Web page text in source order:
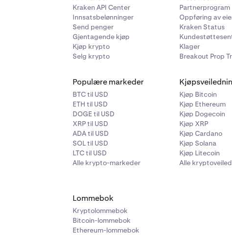
Kraken API Center
Innsatsbelønninger
Send penger
Gjentagende kjøp
Kjøp krypto
Selg krypto
Partnerprogram
Oppføring av
Kraken Status
Klager
Breakout Prop
Populære markeder
BTC til USD
ETH til USD
DOGE til USD
XRP til USD
ADA til USD
SOL til USD
LTC til USD
Alle krypto-markeder
Kjøp Bitcoin
Kjøp Ethereum
Kjøp Dogecoin
Kjøp XRP
Kjøp Cardano
Kjøp Solana
Kjøp Litecoin
Alle
Lommebok
Kryptolommebok
Bitcoin-lommebok
Ethereum-lommebok